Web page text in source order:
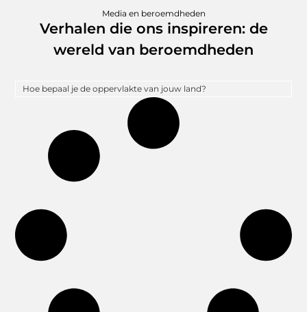
Media en beroemdheden
Verhalen die ons inspireren: de
wereld van beroemdheden
Hoe bepaal je de oppervlakte van jouw land?